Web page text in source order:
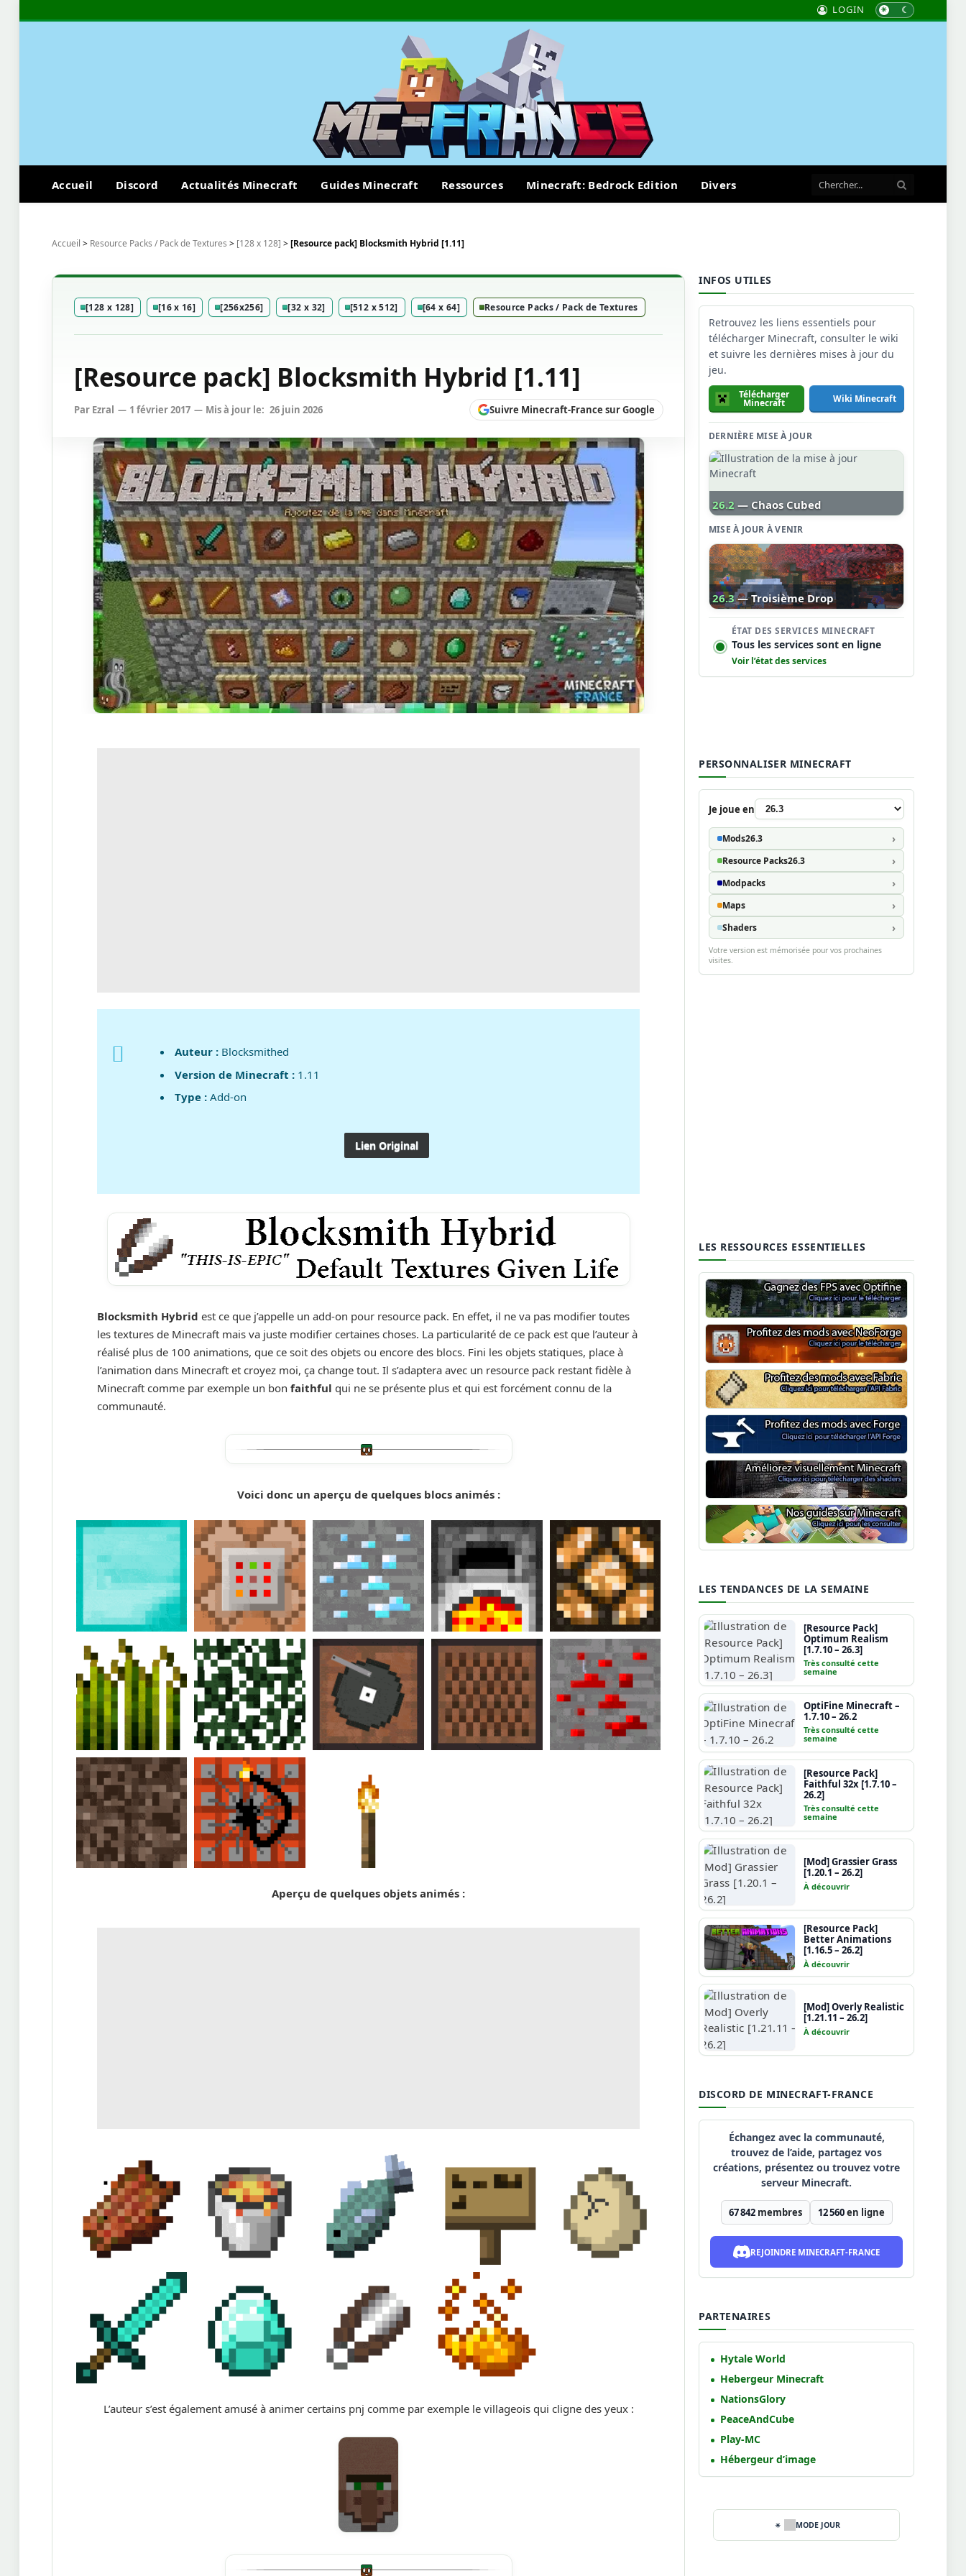
LOGIN
Accueil Discord Actualités Minecraft Guides Minecraft Ressources Minecraft: Bedrock Edition Divers
Accueil > Resource Packs / Pack de Textures > [128 x 128] >[Resource pack] Blocksmith Hybrid [1.11]
[128 x 128] [16 x 16] [256x256] [32 x 32] [512 x 512] [64 x 64] Resource Packs / Pack de Textures
[Resource pack] Blocksmith Hybrid [1.11]
Par Ezral 1 février 2017 Mis à jour le: 26 juin 2026 Suivre Minecraft-France sur Google
Auteur : Blocksmithed
Version de Minecraft : 1.11
Type :Add-on
Lien Original
Blocksmith Hybrid est ce que j’appelle un add-on pour resource pack. En effet, il ne va pas modifier toutes
les textures de Minecraft mais va juste modifier certaines choses. La particularité de ce pack est que l’auteur à
réalisé plus de 100 animations, que ce soit des objets ou encore des blocs. Fini les objets statiques, place à
l’animation dans Minecraft et croyez moi, ça change tout. Il s’adaptera avec un resource pack restant fidèle à
Minecraft comme par exemple un bonfaithful qui ne se présente plus et qui est forcément connu de la
communauté.
Voici donc un aperçu de quelques blocs animés :
Aperçu de quelques objets animés :
L’auteur s’est également amusé à animer certains pnj comme par exemple le villageois qui cligne des yeux :
INFOS UTILES
Retrouvez les liens essentiels pour
télécharger Minecraft, consulter le wiki
et suivre les dernières mises à jour du
jeu.
Télécharger
Minecraft Wiki Minecraft
DERNIÈRE MISE À JOUR
26.2 — Chaos Cubed
MISE À JOUR À VENIR
26.3 — Troisième Drop
ÉTAT DES SERVICES MINECRAFT
Tous les services sont en ligne
Voir l’état des services
PERSONNALISER MINECRAFT
Je joue en
Mods26.3
Resource Packs26.3
Modpacks
Maps
Shaders
Votre version est mémorisée pour vos prochaines
visites.
LES RESSOURCES ESSENTIELLES
Optifine
NeoForge
Minecraft Fabric
Minecraft Forge
Shaders Minecraft
Guide Minecraft
LES TENDANCES DE LA SEMAINE
[Resource Pack]
Optimum Realism
[1.7.10 – 26.3]
Très consulté cette
semaine
OptiFine Minecraft –
1.7.10 – 26.2
Très consulté cette
semaine
[Resource Pack]
Faithful 32x [1.7.10 –
26.2]
Très consulté cette
semaine
[Mod] Grassier Grass
[1.20.1 – 26.2]
À découvrir
[Resource Pack]
Better Animations
[1.16.5 – 26.2]
À découvrir
[Mod] Overly Realistic
[1.21.11 – 26.2]
À découvrir
DISCORD DE MINECRAFT-FRANCE
Échangez avec la communauté,
trouvez de l’aide, partagez vos
créations, présentez ou trouvez votre
serveur Minecraft.
67 842membres 12 560en ligne
REJOINDRE MINECRAFT-FRANCE
PARTENAIRES
Hytale World
Hebergeur Minecraft
NationsGlory
PeaceAndCube
Play-MC
Hébergeur d’image
MODE JOUR